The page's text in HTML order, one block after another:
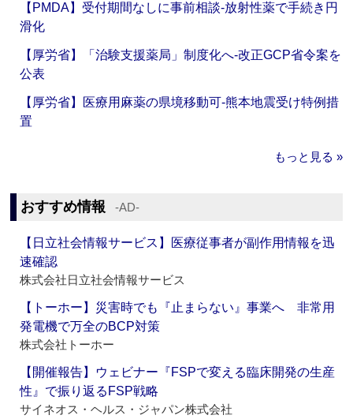
【PMDA】受付期間なしに事前相談‐放射性薬で手続き円
滑化
【厚労省】「治験支援薬局」制度化へ‐改正GCP省令案を
公表
【厚労省】医療用麻薬の県境移動可‐熊本地震受け特例措
置
もっと見る »
おすすめ情報 ‐AD‐
【日立社会情報サービス】医療従事者が副作用情報を迅
速確認
株式会社日立社会情報サービス
【トーホー】災害時でも『止まらない』事業へ 非常用
発電機で万全のBCP対策
株式会社トーホー
【開催報告】ウェビナー『FSPで変える臨床開発の生産
性』で振り返るFSP戦略
サイネオス・ヘルス・ジャパン株式会社